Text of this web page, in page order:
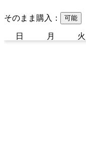
そのまま購入： 可能
日 月 火